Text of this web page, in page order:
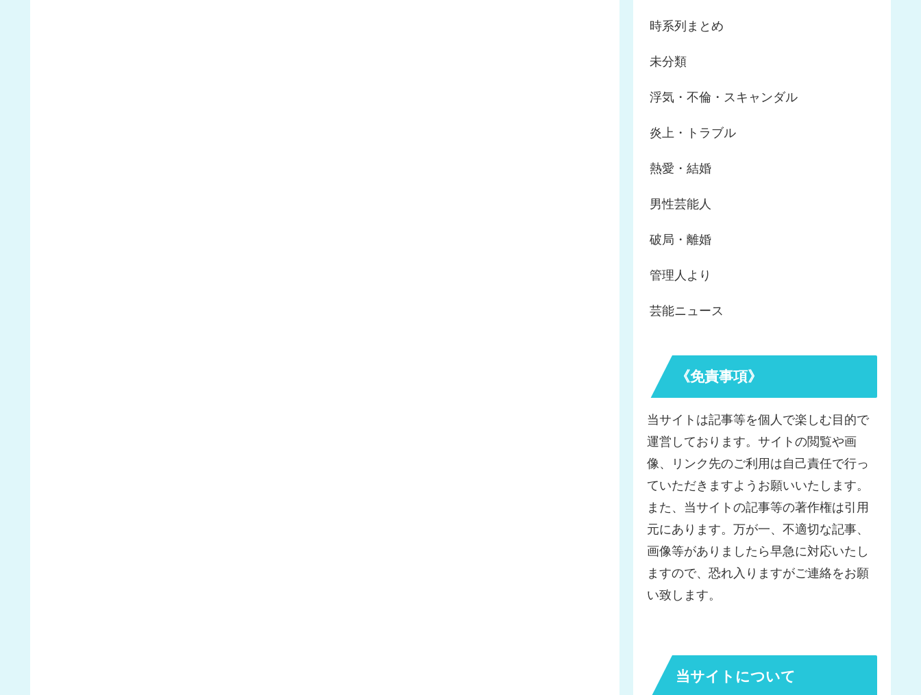
時系列まとめ
未分類
浮気・不倫・スキャンダル
炎上・トラブル
熱愛・結婚
男性芸能人
破局・離婚
管理人より
芸能ニュース
《免責事項》
当サイトは記事等を個人で楽しむ目的で
運営しております。サイトの閲覧や画
像、リンク先のご利用は自己責任で行っ
ていただきますようお願いいたします。
また、当サイトの記事等の著作権は引用
元にあります。万が一、不適切な記事、
画像等がありましたら早急に対応いたし
ますので、恐れ入りますがご連絡をお願
い致します。
当サイトについて